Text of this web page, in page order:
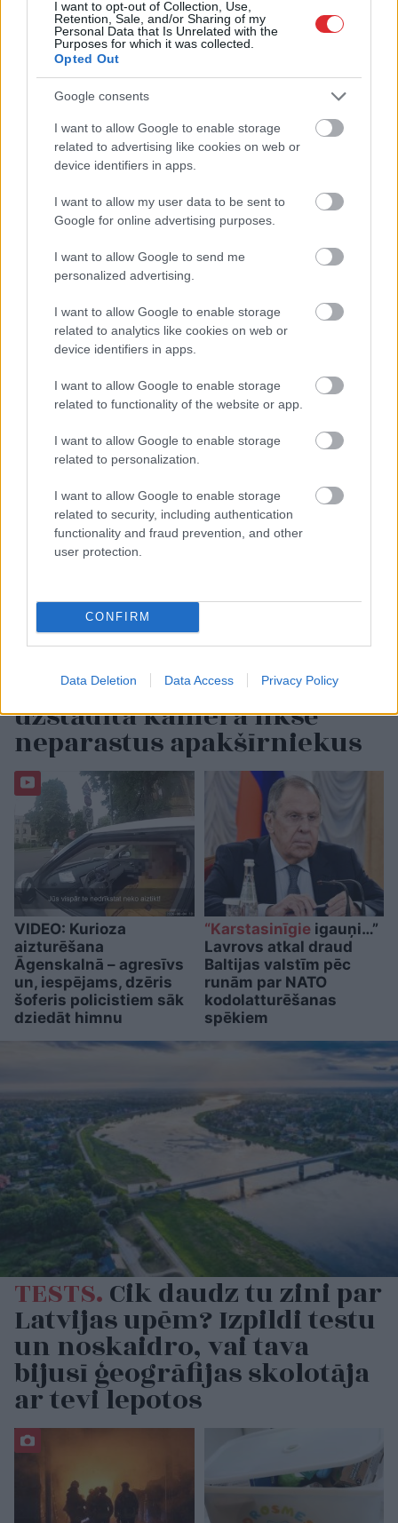
I want to opt-out of Collection, Use,
Retention, Sale, and/or Sharing of my
Personal Data that Is Unrelated with the
Purposes for which it was collected.
Opted Out
Google consents
I want to allow Google to enable storage
related to advertising like cookies on web or
device identifiers in apps.
I want to allow my user data to be sent to
Google for online advertising purposes.
I want to allow Google to send me
personalized advertising.
I want to allow Google to enable storage
related to analytics like cookies on web or
device identifiers in apps.
I want to allow Google to enable storage
related to functionality of the website or app.
I want to allow Google to enable storage
related to personalization.
I want to allow Google to enable storage
related to security, including authentication
functionality and fraud prevention, and other
user protection.
CONFIRM
Data Deletion Data Access Privacy Policy
VIDEO. Ciemiņi no
Transilvānijas? Bēniņos
uzstādīta kamera fiksē
neparastus apakšīrniekus
VIDEO: Kurioza
aizturēšana
Āgenskalnā – agresīvs
un, iespējams, dzēris
šoferis policistiem sāk
dziedāt himnu
“Karstasinīgieigauņi…”
Lavrovs atkal draud
Baltijas valstīm pēc
runām par NATO
kodolatturēšanas
spēkiem
TESTS.Cik daudz tu zini par
Latvijas upēm? Izpildi testu
un noskaidro, vai tava
bijusī ģeogrāfijas skolotāja
ar tevi lepotos
Atcelt Ziņot